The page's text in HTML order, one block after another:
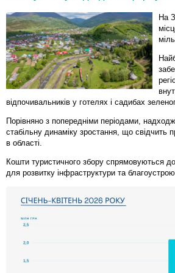
На
відпочивальників у готелях і садибах
Порівняно з попередніми періодами,
стабільну динаміку зростання, що свідчить
в області.
Кошти туристичного збору спрямовуються
для розвитку інфраструктури та